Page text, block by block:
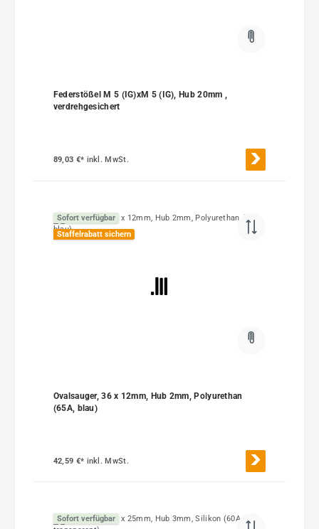
Federstößel M 5 (IG)xM 5 (IG), Hub 20mm ,
verdrehgesichert
89,03 €* inkl. MwSt.
Sofort verfügbar
Staffelrabatt sichern
Ovalsauger, 36 x 12mm, Hub 2mm, Polyurethan
(65A, blau)
42,59 €* inkl. MwSt.
Sofort verfügbar